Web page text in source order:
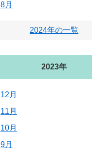
8月
2024年の一覧
2023年
12月
11月
10月
9月